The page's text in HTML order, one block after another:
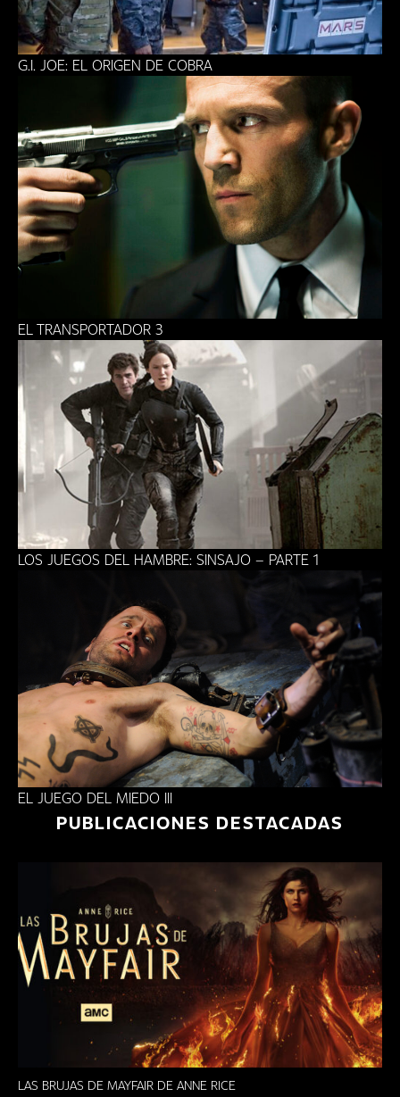
G.I. JOE: EL ORIGEN DE COBRA
EL TRANSPORTADOR 3
LOS JUEGOS DEL HAMBRE: SINSAJO – PARTE 1
EL JUEGO DEL MIEDO III
PUBLICACIONES DESTACADAS
LAS BRUJAS DE MAYFAIR DE ANNE RICE